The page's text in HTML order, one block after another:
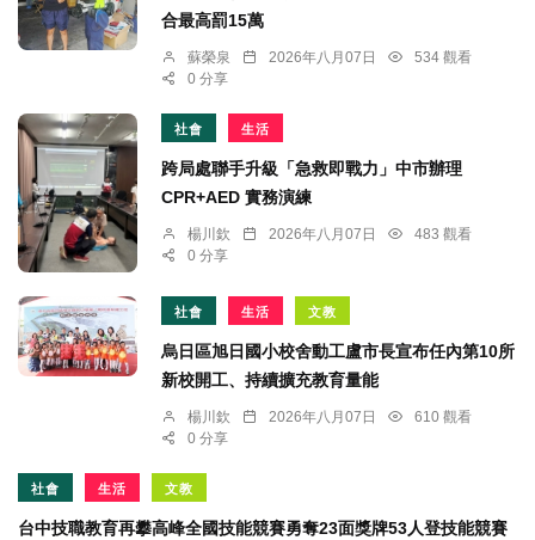
合最高罰15萬
蘇榮泉 2026年八月07日
534 觀看
0 分享
社會 生活
跨局處聯手升級「急救即戰力」中市辦理
CPR+AED 實務演練
楊川欽 2026年八月07日
483 觀看
0 分享
社會 生活 文教
烏日區旭日國小校舍動工盧市長宣布任內第10所
新校開工、持續擴充教育量能
楊川欽 2026年八月07日
610 觀看
0 分享
社會 生活 文教
台中技職教育再攀高峰全國技能競賽勇奪23面獎牌53人登技能競賽